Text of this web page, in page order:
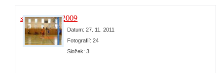
sezóna 2008/2009
Datum:27. 11. 2011
Fotografií:24
Složek:3